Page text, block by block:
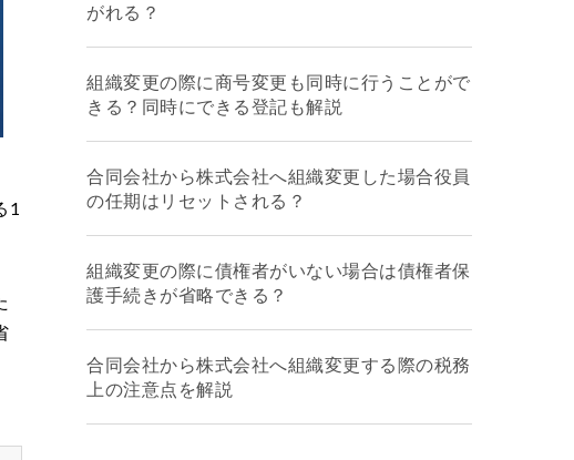
1
がれる？
組織変更の際に商号変更も同時に行うことがで
きる？同時にできる登記も解説
合同会社から株式会社へ組織変更した場合役員
の任期はリセットされる？
組織変更の際に債権者がいない場合は債権者保
護手続きが省略できる？
合同会社から株式会社へ組織変更する際の税務
上の注意点を解説